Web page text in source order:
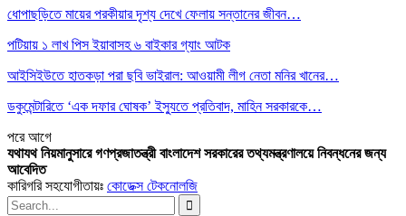
ধোপাছড়িতে মায়ের পরকীয়ার দৃশ্য দেখে ফেলায় সন্তানের জীবন…
পটিয়ায় ১ লাখ পিস ইয়াবাসহ ৬ বাইকার গ্যাং আটক
আইসিইউতে হাতকড়া পরা ছবি ভাইরাল: আওয়ামী লীগ নেতা মনির খানের…
ডকুমেন্টারিতে ‘এক দফার ঘোষক’ ইস্যুতে প্রতিবাদ, মাহিন সরকারকে…
পরেআগে
যথাযথ নিয়মানুসারে গণপ্রজাতন্ত্রী বাংলাদেশ সরকারের তথ্যমন্ত্রণালয়ে নিবন্ধনের জন্য
আবেদিত
কারিগরি সহযোগীতায়ঃ কোডেক্স টেকনোলজি